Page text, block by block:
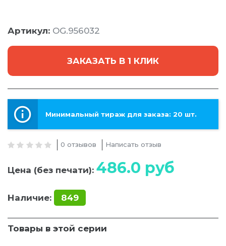
Артикул: OG.956032
ЗАКАЗАТЬ В 1 КЛИК
Минимальный тираж для заказа: 20 шт.
0 отзывов Написать отзыв
Цена (без печати): 486.0 руб
Наличие: 849
Товары в этой серии